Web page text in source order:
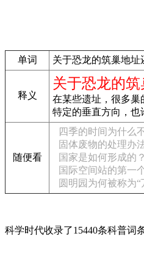
单词 关于恐龙的筑巢地址
释义
关于恐龙的
在某些遗址，很多巢
特定的垂直方向，也
随便看
四季的时间为什么
固体废物的处理办
国家是如何形成的？
国际空间站的第一
圆明园为何被称为“
科学时代收录了15440条科普词